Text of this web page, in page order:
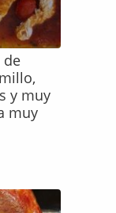
de
y muy
muy